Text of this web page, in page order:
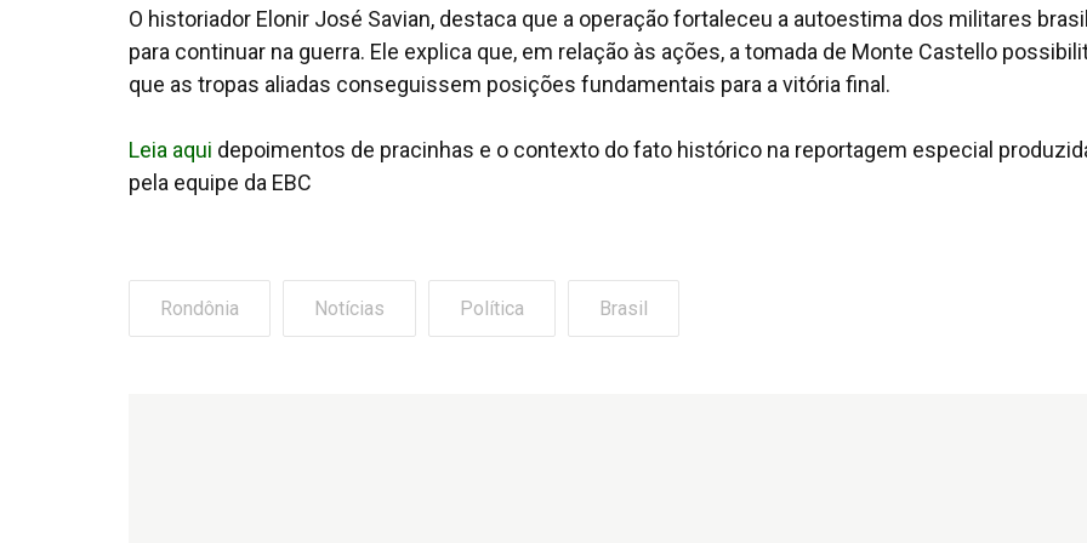
O historiador Elonir José Savian, destaca que a operação fortaleceu a autoestima dos militares
para continuar na guerra. Ele explica que, em relação às ações, a tomada de Monte Castello
que as tropas aliadas conseguissem posições fundamentais para a vitória final.
Leia aqui depoimentos de pracinhas e o contexto do fato histórico na reportagem especial
pela equipe da EBC
Rondônia Notícias Política Brasil